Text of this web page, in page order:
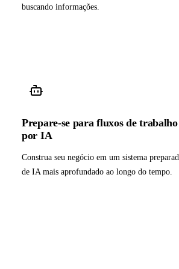
buscando informações.
Prepare-se para fluxos de
por IA
Construa seu negócio em um sistema
de IA mais aprofundado ao longo do tempo.